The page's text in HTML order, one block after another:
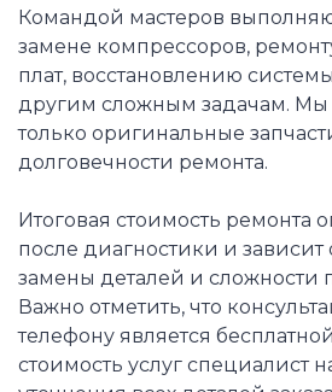
Командой мастеров
замене компрессоров,
плат, восстановлению
другим сложным задачам. Мы
только оригинальные
долговечности ремонта.
Итоговая стоимость ремонта
после диагностики и зависит
замены деталей и сложности
Важно отметить, что
телефону является
стоимость услуг специалист